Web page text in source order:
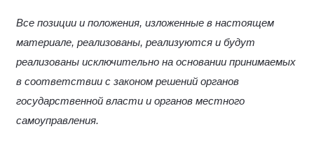
Все позиции и положения, изложенные в настоящем
материале, реализованы, реализуются и будут
реализованы исключительно на основании принимаемых
в соответствии с законом решений органов
государственной власти и органов местного
самоуправления.